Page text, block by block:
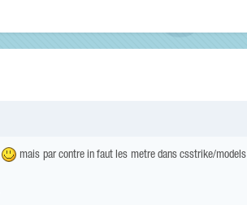
mais par contre in faut les metre dans csstrike/